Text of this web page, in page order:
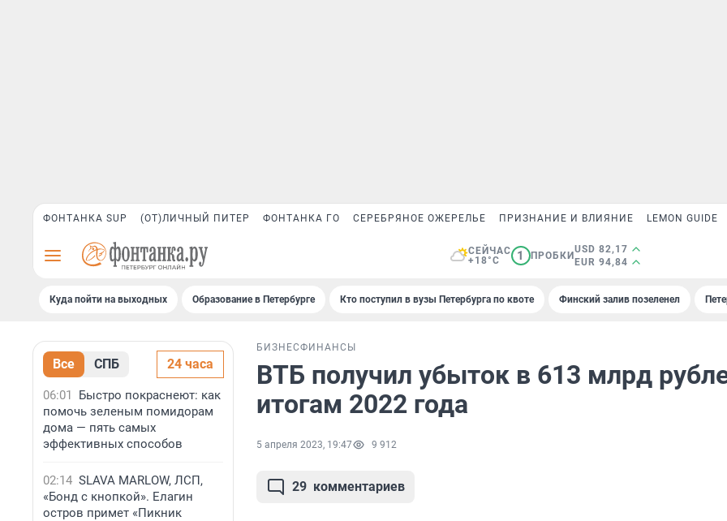
ФОНТАНКА SUP (ОТ)ЛИЧНЫЙ ПИТЕР ФОНТАНКА ГО СЕРЕБРЯНОЕ ОЖЕРЕЛЬЕ ПРИЗНАНИЕ И ВЛИЯНИЕ LEMON GUIDE
СЕЙЧАС
+18°C
1 ПРОБКИ
USD 82,17
EUR 94,84
Куда пойти на выходных Образование в Петербурге Кто поступил в вузы Петербурга по квоте Финский залив позеленел
Все СПБ 24 часа
06:01
Быстро покраснеют: как
помочь зеленым помидорам
дома — пять самых
эффективных способов
02:14 SLAVA MARLOW, ЛСП,
«Бонд с кнопкой». Елагин
остров примет «Пикник
БИЗНЕСФИНАНСЫ
ВТБ получил убыток в 613 млрд
итогам 2022 года
5 апреля 2023, 19:47 9 912
29 комментариев